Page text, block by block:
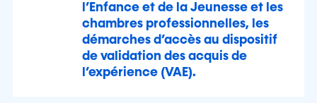
l’Enfance et de la Jeunesse et les
chambres professionnelles, les
démarches d’accès au dispositif
de validation des acquis de
l’expérience (VAE).